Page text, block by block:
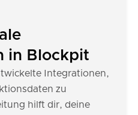
in Blockpit
Integrationen,
zu
hilft dir, deine